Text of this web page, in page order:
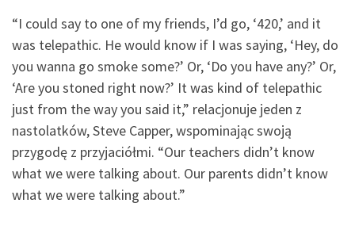
“I could say to one of my friends, I’d go, ‘420,’ and it
was telepathic. He would know if I was saying, ‘Hey, do
you wanna go smoke some?’ Or, ‘Do you have any?’ Or,
‘Are you stoned right now?’ It was kind of telepathic
just from the way you said it,” relacjonuje jeden z
nastolatków, Steve Capper, wspominając swoją
przygodę z przyjaciółmi. “Our teachers didn’t know
what we were talking about. Our parents didn’t know
what we were talking about.”